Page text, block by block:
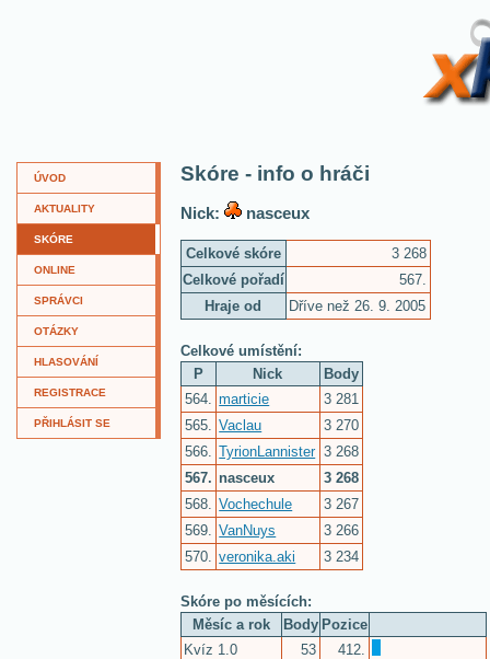
ÚVOD
AKTUALITY
SKÓRE
ONLINE
SPRÁVCI
OTÁZKY
HLASOVÁNÍ
REGISTRACE
PŘIHLÁSIT SE
Skóre - info o hráči
Nick: nasceux
Celkové skóre
3 268
Celkové pořadí
567.
Hraje od
Dříve než 26. 9. 2005
Celkové umístění:
P
Nick
Body
564.
marticie
3 281
565.
Vaclau
3 270
566.
TyrionLannister 3 268
567. nasceux
3 268
568.
Vochechule
3 267
569.
VanNuys
3 266
570.
veronika.aki 3 234
Skóre po měsících:
Měsíc a rok
Body Pozice
Kvíz 1.0
53
412.